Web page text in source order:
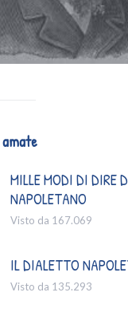
amate
MILLE MODI DI DIRE
NAPOLETANO
Visto da 167.069
IL DIALETTO
Visto da 135.293